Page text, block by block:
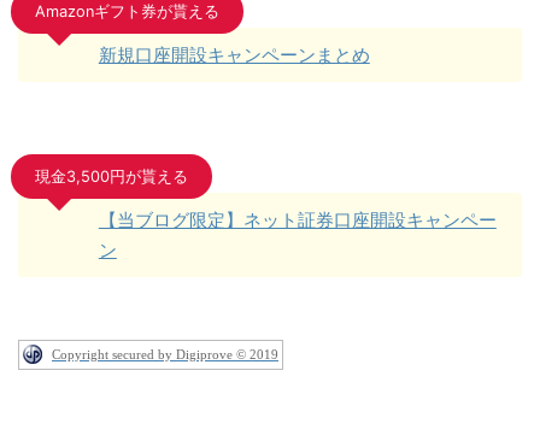
Amazonギフト券が貰える
新規口座開設キャンペーンまとめ
現金3,500円が貰える
【当ブログ限定】ネット証券口座開設キャンペー
ン
Copyright secured by Digiprove © 2019